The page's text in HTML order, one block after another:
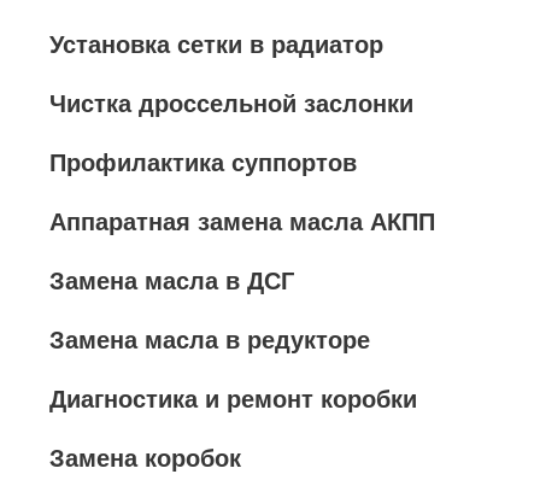
Установка сетки в радиатор
Чистка дроссельной заслонки
Профилактика суппортов
Аппаратная замена масла АКПП
Замена масла в ДСГ
Замена масла в редукторе
Диагностика и ремонт коробки
Замена коробок